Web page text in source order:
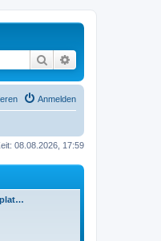
Suche
Anmelden
08.08.2026, 17:59